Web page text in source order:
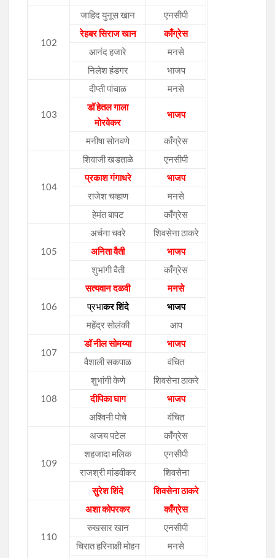
102
जाहिद युनूस खान
एनसीपी
रेहबर सिराज खान
काँग्रेस
आनंद हजारे
मनसे
निलेश हंडगर
भाजप
103
दीप्ती पांचाळ
मनसे
डॉ हेतल गाला
मोरवेकर
भाजप
मनीषा सोनवणे काँग्रेस
104
शिवाजी खडताळे
एनसीपी
प्रकाश गंगाधरे
भाजप
राजेश चव्हाण
मनसे
हेमंत बापट
काँग्रेस
105
अर्चना चवरे
शिवसेना ठाकरे
अनिता वैती
भाजप
शुभांगी वैती
काँग्रेस
106
सत्यवान दळवी
मनसे
प्रभाकर शिंदे
भाजप
महेंद्र सोलंकी
आप
107
डॉ नील सोमय्या
भाजप
वैशाली सकपाळ
वंचित
108
शुभांगी केणे
शिवसेना ठाकरे
दीपिका घाग
भाजप
अश्विनी पोचे
वंचित
109
अजय पटेल
काँग्रेस
शहजादा मलिक
एनसीपी
राजश्री मांडवीकर
शिवसेना
सुरेश शिंदे
शिवसेना ठाकरे
110
अशा कोपरकर
काँग्रेस
रुखसार खान
एनसीपी
चिरात हरिनाक्षी मोहन
मनसे